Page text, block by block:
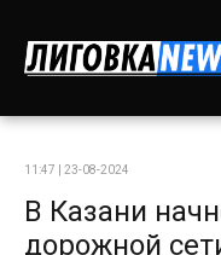
11:47 | 23-08-2024
В Казани
дорожной